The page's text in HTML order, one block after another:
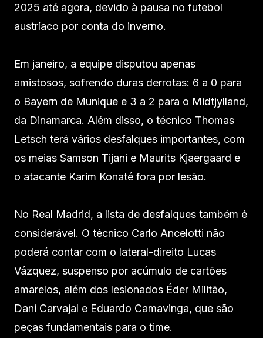
2025 até agora, devido à pausa no futebol
austríaco por conta do inverno.
Em janeiro, a equipe disputou apenas
amistosos, sofrendo duras derrotas: 6 a 0 para
o Bayern de Munique e 3 a 2 para o Midtjylland,
da Dinamarca. Além disso, o técnico Thomas
Letsch terá vários desfalques importantes, com
os meias Samson Tijani e Maurits Kjaergaard e
o atacante Karim Konaté fora por lesão.
No Real Madrid, a lista de desfalques também é
considerável. O técnico Carlo Ancelotti não
poderá contar com o lateral-direito Lucas
Vázquez, suspenso por acúmulo de cartões
amarelos, além dos lesionados Éder Militão,
Dani Carvajal e Eduardo Camavinga, que são
peças fundamentais para o time.